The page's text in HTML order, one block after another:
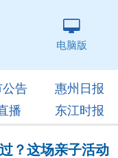
电脑版
公告
惠州日报
播 东江时报
？这场亲子活动